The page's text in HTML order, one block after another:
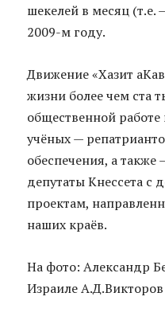
шекелей в месяц (т.е.
2009-м году.
Движение «Хазит
жизни более чем ста
общественной
учёных —
обеспечения, а
депутаты Кнессета
проектам,
наших краёв.
На фото: Александр
Израиле